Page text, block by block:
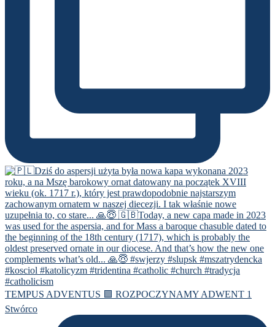
TEMPUS ADVENTUS 🟪 ROZPOCZYNAMY ADWENT 1
Stwórco